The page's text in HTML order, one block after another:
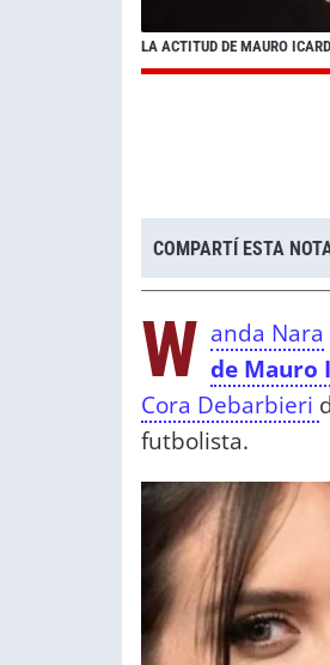
LA ACTITUD DE MAURO
COMPARTÍ ESTA
W anda Nara
de Mauro
Cora Debarbieri
futbolista.